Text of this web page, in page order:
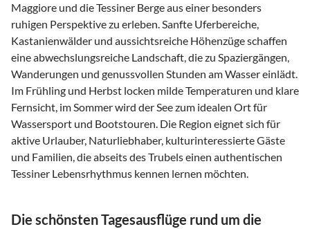
Maggiore und die Tessiner Berge aus einer besonders
ruhigen Perspektive zu erleben. Sanfte Uferbereiche,
Kastanienwälder und aussichtsreiche Höhenzüge schaffen
eine abwechslungsreiche Landschaft, die zu Spaziergängen,
Wanderungen und genussvollen Stunden am Wasser einlädt.
Im Frühling und Herbst locken milde Temperaturen und klare
Fernsicht, im Sommer wird der See zum idealen Ort für
Wassersport und Bootstouren. Die Region eignet sich für
aktive Urlauber, Naturliebhaber, kulturinteressierte Gäste
und Familien, die abseits des Trubels einen authentischen
Tessiner Lebensrhythmus kennen lernen möchten.
Die schönsten Tagesausflüge rund um die